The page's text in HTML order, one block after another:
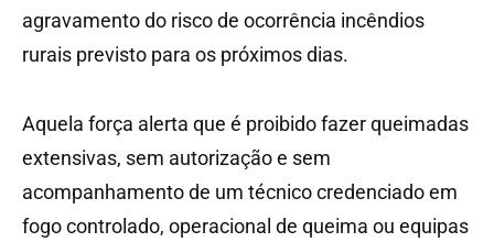
agravamento do risco de ocorrência incêndios
rurais previsto para os próximos dias.
Aquela força alerta que é proibido fazer queimadas
extensivas, sem autorização e sem
acompanhamento de um técnico credenciado em
fogo controlado, operacional de queima ou equipas